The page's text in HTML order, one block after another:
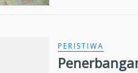
PERISTIWA